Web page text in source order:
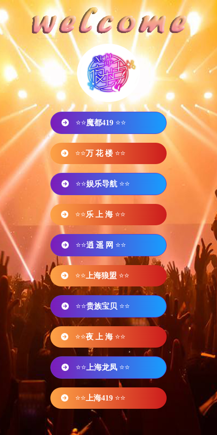
⭐⭐魔都419 ⭐⭐
⭐⭐万 花 楼 ⭐⭐
⭐⭐娱乐导航 ⭐⭐
⭐⭐乐 上 海 ⭐⭐
⭐⭐逍 遥 网 ⭐⭐
⭐⭐ 上海狼盟 ⭐⭐
⭐⭐贵族宝贝 ⭐⭐
⭐⭐夜 上 海 ⭐⭐
⭐⭐ 上海龙凤 ⭐⭐
⭐⭐ 上海419 ⭐⭐